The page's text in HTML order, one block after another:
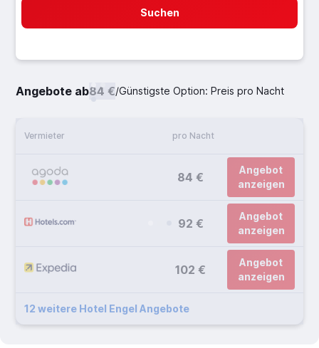
Suchen
Angebote ab84 €/Günstigste Option: Preis pro Nacht
Vermieter pro Nacht
84 €
Angebot
anzeigen
92 €
Angebot
anzeigen
102 €
Angebot
anzeigen
12 weitere Hotel Engel Angebote